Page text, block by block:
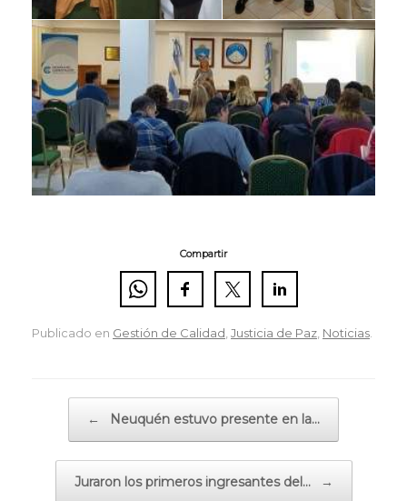
Compartir
Publicado en Gestión de Calidad Justicia de Paz Noticias
← Neuquén estuvo presente en la…
Juraron los primeros ingresantes del… →